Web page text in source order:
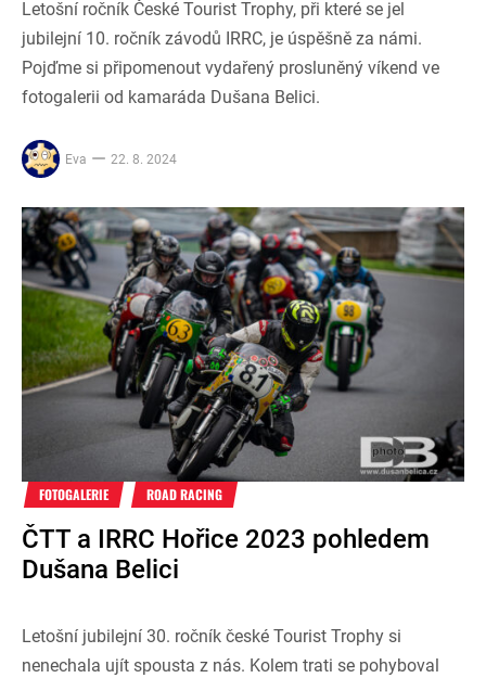
Letošní ročník České Tourist Trophy, při které se jel
jubilejní 10. ročník závodů IRRC, je úspěšně za námi.
Pojďme si připomenout vydařený prosluněný víkend ve
fotogalerii od kamaráda Dušana Belici.
Eva 22. 8. 2024
FOTOGALERIE ROAD RACING
ČTT a IRRC Hořice 2023 pohledem
Dušana Belici
Letošní jubilejní 30. ročník české Tourist Trophy si
nenechala ujít spousta z nás. Kolem trati se pohyboval